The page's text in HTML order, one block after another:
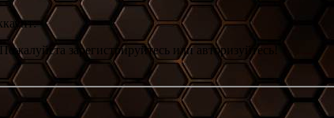
зарегистрируйтесь или авторизуйтесь!